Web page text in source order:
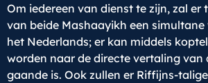
Om iedereen van dienst te zijn, zal er
van beide Mashaayikh een
het Nederlands; er kan middels
worden naar de directe vertaling van
gaande is. Ook zullen er Riffijns-